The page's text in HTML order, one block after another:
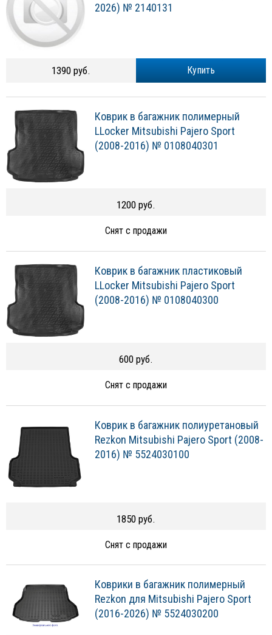
2026) № 2140131
Купить
1390 руб.
Коврик в багажник полимерный
LLocker Mitsubishi Pajero Sport
(2008-2016) № 0108040301
1200 руб.
Снят с продажи
Коврик в багажник пластиковый
LLocker Mitsubishi Pajero Sport
(2008-2016) № 0108040300
600 руб.
Снят с продажи
Коврик в багажник полиуретановый
Rezkon Mitsubishi Pajero Sport (2008-
2016) № 5524030100
1850 руб.
Снят с продажи
Коврики в багажник полимерный
Rezkon для Mitsubishi Pajero Sport
(2016-2026) № 5524030200